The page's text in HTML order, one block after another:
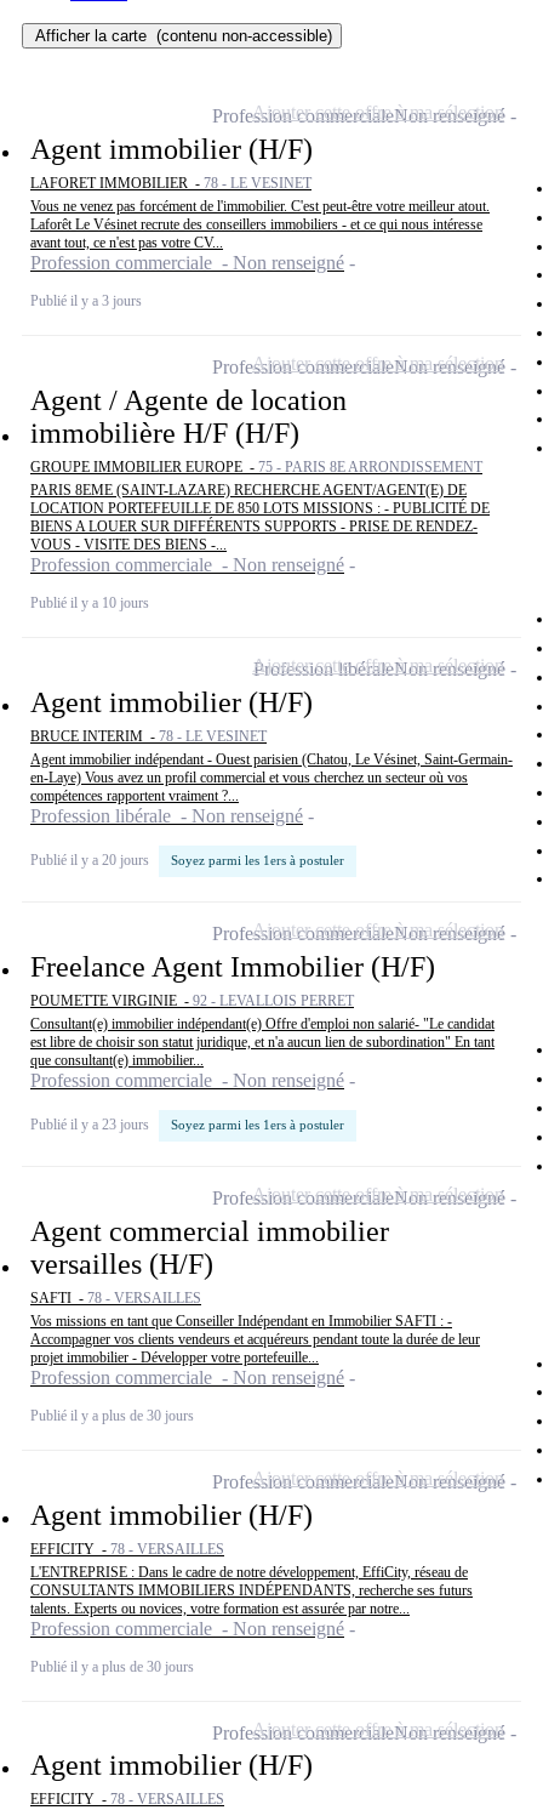
Afficher la carte (contenu non-accessible)
Agent immobilier (H/F)
LAFORET IMMOBILIER - 78 - LE VESINET
Vous ne venez pas forcément de l'immobilier. C'est peut-être votre meilleur atout.
Laforêt Le Vésinet recrute des conseillers immobiliers - et ce qui nous intéresse
avant tout, ce n'est pas votre CV...
Profession commerciale - Non renseigné
Publié il y a 3 jours
Profession commercialeNon renseigné
Ajouter cette offre à ma sélection
Agent / Agente de location
immobilière H/F (H/F)
GROUPE IMMOBILIER EUROPE - 75 - PARIS 8E ARRONDISSEMENT
PARIS 8EME (SAINT-LAZARE) RECHERCHE AGENT/AGENT(E) DE
LOCATION PORTEFEUILLE DE 850 LOTS MISSIONS : - PUBLICITÉ DE
BIENS A LOUER SUR DIFFÉRENTS SUPPORTS - PRISE DE RENDEZ-
VOUS - VISITE DES BIENS -...
Profession commerciale - Non renseigné
Publié il y a 10 jours
Profession commercialeNon renseigné
Ajouter cette offre à ma sélection
Agent immobilier (H/F)
BRUCE INTERIM - 78 - LE VESINET
Agent immobilier indépendant - Ouest parisien (Chatou, Le Vésinet, Saint-Germain-
en-Laye) Vous avez un profil commercial et vous cherchez un secteur où vos
compétences rapportent vraiment ?...
Profession libérale - Non renseigné
Publié il y a 20 jours Soyez parmi les 1ers à postuler
Profession libéraleNon renseigné
Ajouter cette offre à ma sélection
Freelance Agent Immobilier (H/F)
POUMETTE VIRGINIE - 92 - LEVALLOIS PERRET
Consultant(e) immobilier indépendant(e) Offre d'emploi non salarié- "Le candidat
est libre de choisir son statut juridique, et n'a aucun lien de subordination" En tant
que consultant(e) immobilier...
Profession commerciale - Non renseigné
Publié il y a 23 jours Soyez parmi les 1ers à postuler
Profession commercialeNon renseigné
Ajouter cette offre à ma sélection
Agent commercial immobilier
versailles (H/F)
SAFTI - 78 - VERSAILLES
Vos missions en tant que Conseiller Indépendant en Immobilier SAFTI : -
Accompagner vos clients vendeurs et acquéreurs pendant toute la durée de leur
projet immobilier - Développer votre portefeuille...
Profession commerciale - Non renseigné
Publié il y a plus de 30 jours
Profession commercialeNon renseigné
Ajouter cette offre à ma sélection
Agent immobilier (H/F)
EFFICITY - 78 - VERSAILLES
L'ENTREPRISE : Dans le cadre de notre développement, EffiCity, réseau de
CONSULTANTS IMMOBILIERS INDÉPENDANTS, recherche ses futurs
talents. Experts ou novices, votre formation est assurée par notre...
Profession commerciale - Non renseigné
Publié il y a plus de 30 jours
Profession commercialeNon renseigné
Ajouter cette offre à ma sélection
Agent immobilier (H/F)
EFFICITY - 78 - VERSAILLES
Profession commercialeNon renseigné
Ajouter cette offre à ma sélection